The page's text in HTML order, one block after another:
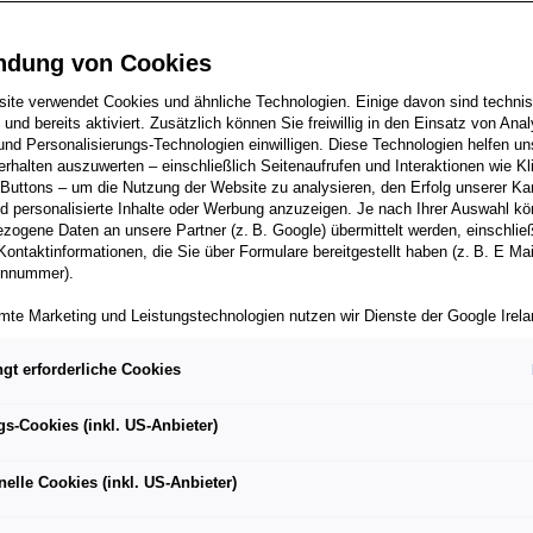
Ära der Mobilität
eine neue Ära für das Unternehmen ein und macht
der Automobilindustrie
nahmen Spaniens Ministerpräsident Pedro
Vorstandsvorsitzender des Volkswagen Konzerns, Thomas
der Volkswagen AG, Markengruppe Core, CEO der
von Cookies
verwendet Cookies und ähnliche Technologien. Einige davon sind
und bereits aktiviert. Zusätzlich können Sie freiwillig in den Einsatz von
Personalisierungs-Technologien einwilligen. Diese Technologien helfen
auszuwerten – einschließlich Seitenaufrufen und Interaktionen wie
– um die Nutzung der Website zu analysieren, den Erfolg unserer
personalisierte Inhalte oder Werbung anzuzeigen. Je nach Ihrer Auswahl
Daten an unsere Partner (z. B. Google) übermittelt werden,
die Sie über Formulare bereitgestellt haben (z. B. E
Marketing und Leistungstechnologien nutzen wir Dienste der Google
Datenschutzniveau; staatliche Zugriffe und eingeschränkte
können nicht ausgeschlossen werden. Die Übermittlung
einen personalisierten Link auf unsere Website gelangen und Marketing
von dem Ihnen zugeordneten Händler bzw. im Falle eines Porsche
erforderliche Cookies
Cookies (inkl. US-Anbieter)
Cookies (inkl. US-Anbieter)